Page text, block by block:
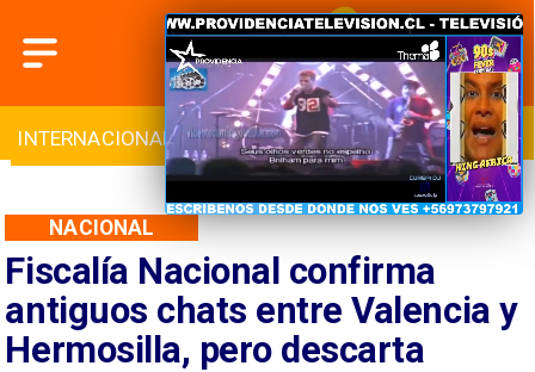
INTERNACIONAL DEPORTES CULTURA
Fiscalía Nacional confirma
antiguos chats entre Valencia y
Hermosilla, pero descarta
NACIONAL